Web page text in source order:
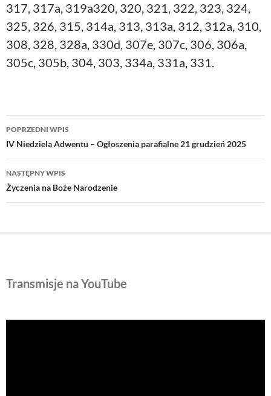
317, 317a, 319a320, 320, 321, 322, 323, 324,
325, 326, 315, 314a, 313, 313a, 312, 312a, 310,
308, 328, 328a, 330d, 307e, 307c, 306, 306a,
305c, 305b, 304, 303, 334a, 331a, 331.
Nawigacja
wpisu
POPRZEDNI WPIS
IV Niedziela Adwentu – Ogłoszenia parafialne 21 grudzień 2025
NASTĘPNY WPIS
Życzenia na Boże Narodzenie
Transmisje na YouTube